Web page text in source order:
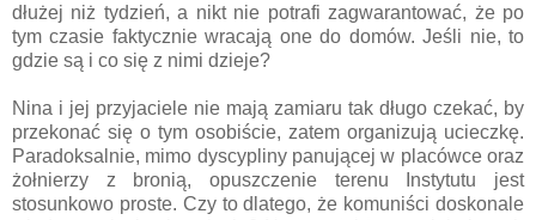
dłużej niż tydzień, a nikt nie potrafi zagwarantować, że po
tym czasie faktycznie wracają one do domów. Jeśli nie, to
gdzie są i co się z nimi dzieje?
Nina i jej przyjaciele nie mają zamiaru tak długo czekać, by
przekonać się o tym osobiście, zatem organizują ucieczkę.
Paradoksalnie, mimo dyscypliny panującej w placówce oraz
żołnierzy z bronią, opuszczenie terenu Instytutu jest
stosunkowo proste. Czy to dlatego, że komuniści doskonale